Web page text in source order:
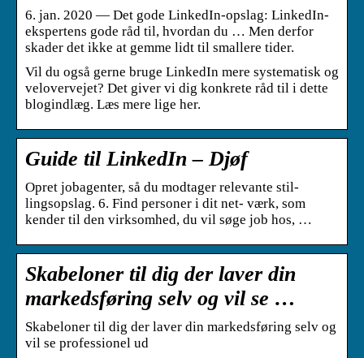
6. jan. 2020 — Det gode LinkedIn-opslag: LinkedIn-
ekspertens gode råd til, hvordan du … Men derfor
skader det ikke at gemme lidt til smallere tider.
Vil du også gerne bruge LinkedIn mere systematisk og
velovervejet? Det giver vi dig konkrete råd til i dette
blogindlæg. Læs mere lige her.
Guide til LinkedIn – Djøf
Opret jobagenter, så du modtager relevante stil-
lingsopslag. 6. Find personer i dit net- værk, som
kender til den virksomhed, du vil søge job hos, …
Skabeloner til dig der laver din
markedsføring selv og vil se …
Skabeloner til dig der laver din markedsføring selv og
vil se professionel ud